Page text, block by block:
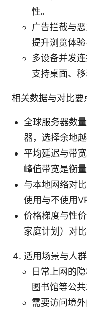
性。
广告拦截与
提升浏览体验
多设备并发
支持桌面、
相关数据与对比要
全球服务器数
器，选择余地
平均延迟与带
峰值带宽是衡
与本地网络对
使用与不使用
价格梯度与性
家庭计划）对
适用场景与人群
日常上网的
图书馆等公
需要访问境